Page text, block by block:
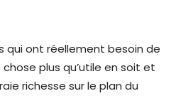
qui ont réellement besoin de
plus qu’utile en soit et
richesse sur le plan du